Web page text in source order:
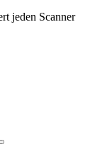
jeden Scanner